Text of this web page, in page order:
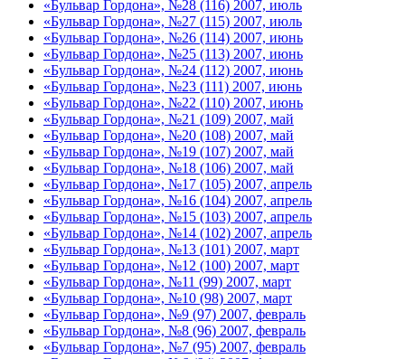
«Бульвар Гордона», №28 (116) 2007, июль
«Бульвар Гордона», №27 (115) 2007, июль
«Бульвар Гордона», №26 (114) 2007, июнь
«Бульвар Гордона», №25 (113) 2007, июнь
«Бульвар Гордона», №24 (112) 2007, июнь
«Бульвар Гордона», №23 (111) 2007, июнь
«Бульвар Гордона», №22 (110) 2007, июнь
«Бульвар Гордона», №21 (109) 2007, май
«Бульвар Гордона», №20 (108) 2007, май
«Бульвар Гордона», №19 (107) 2007, май
«Бульвар Гордона», №18 (106) 2007, май
«Бульвар Гордона», №17 (105) 2007, апрель
«Бульвар Гордона», №16 (104) 2007, апрель
«Бульвар Гордона», №15 (103) 2007, апрель
«Бульвар Гордона», №14 (102) 2007, апрель
«Бульвар Гордона», №13 (101) 2007, март
«Бульвар Гордона», №12 (100) 2007, март
«Бульвар Гордона», №11 (99) 2007, март
«Бульвар Гордона», №10 (98) 2007, март
«Бульвар Гордона», №9 (97) 2007, февраль
«Бульвар Гордона», №8 (96) 2007, февраль
«Бульвар Гордона», №7 (95) 2007, февраль